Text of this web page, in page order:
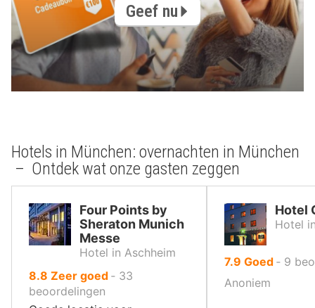
Geef nu
Hotels in München: overnachten in München
– Ontdek wat onze gasten zeggen
Four Points by
Sheraton Munich
Messe
Hotel in Aschheim
8.8 uit
10
Zeer goed ‐ 33
beoordelingen
Hotel
Hotel
7.9uit
10
,
Goed ‐ 9
Anoniem